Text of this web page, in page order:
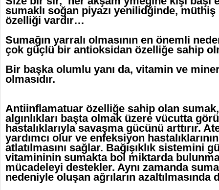
sumaklı soğan piyazı yenilidğinde, müthiş
özelliği vardır…
Sumağın yarralı olmasının en önemli
çok güçlü bir antioksidan özelliğe sahip
Bir başka olumlu yanı da, vitamin ve
olmasıdır.
Antiinflamatuar özelliğe sahip olan
algınlıkları başta olmak üzere vücutta
hastalıklarıyla savaşma gücünü arttırır.
yardımcı olur ve enfeksiyon
atlatılmasını sağlar. Bağışıklık sistemini
vitamininin sumakta bol miktarda
mücadeleyi destekler. Aynı zamanda
nedeniyle oluşan ağrıların